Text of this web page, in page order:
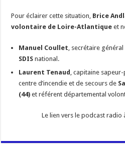
Pour éclairer cette situation, Brice
volontaire de Loire-Atlantique et
Manuel Coullet, secrétaire
SDIS national.
Laurent Tenaud , capitaine
centre d’incendie et de secours de
(44) et référent départemental
Le lien vers le podcast radio